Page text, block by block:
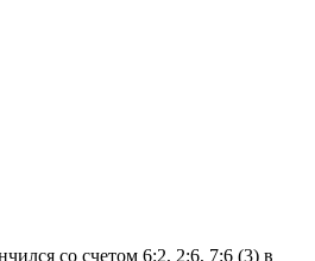
со счетом 6:2, 2:6, 7:6 (3) в